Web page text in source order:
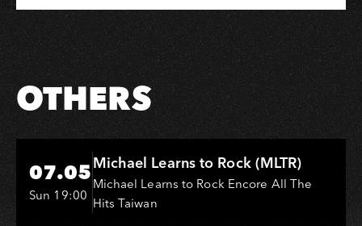
on
Facebook
on
LINE
Link
Link
OTHERS
Hi-Ing Music Hall
07.05
Sun 19:00
Michael Learns to Rock (MLTR)
Michael Learns to Rock Encore All The
Hits Taiwan